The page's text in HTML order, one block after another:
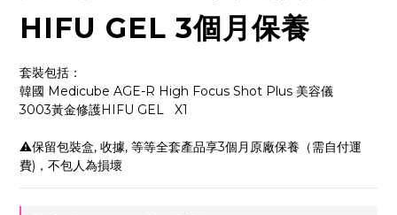
HIFU GEL 3個月保養
套裝包括：
韓國 Medicube AGE-R High Focus Shot Plus 美容儀
3003黃金修護HIFU GEL   X1
⚠️保留包裝盒, 收據, 等等全套產品享3個月原廠保養（需自付運
費)，不包人為損壞